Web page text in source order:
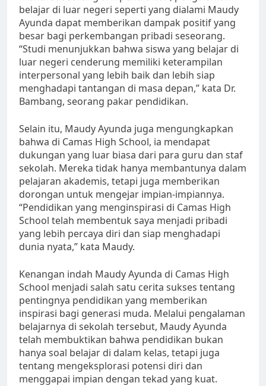
belajar di luar negeri seperti yang dialami Maudy
Ayunda dapat memberikan dampak positif yang
besar bagi perkembangan pribadi seseorang.
“Studi menunjukkan bahwa siswa yang belajar di
luar negeri cenderung memiliki keterampilan
interpersonal yang lebih baik dan lebih siap
menghadapi tantangan di masa depan,” kata Dr.
Bambang, seorang pakar pendidikan.
Selain itu, Maudy Ayunda juga mengungkapkan
bahwa di Camas High School, ia mendapat
dukungan yang luar biasa dari para guru dan staf
sekolah. Mereka tidak hanya membantunya dalam
pelajaran akademis, tetapi juga memberikan
dorongan untuk mengejar impian-impiannya.
“Pendidikan yang menginspirasi di Camas High
School telah membentuk saya menjadi pribadi
yang lebih percaya diri dan siap menghadapi
dunia nyata,” kata Maudy.
Kenangan indah Maudy Ayunda di Camas High
School menjadi salah satu cerita sukses tentang
pentingnya pendidikan yang memberikan
inspirasi bagi generasi muda. Melalui pengalaman
belajarnya di sekolah tersebut, Maudy Ayunda
telah membuktikan bahwa pendidikan bukan
hanya soal belajar di dalam kelas, tetapi juga
tentang mengeksplorasi potensi diri dan
menggapai impian dengan tekad yang kuat.